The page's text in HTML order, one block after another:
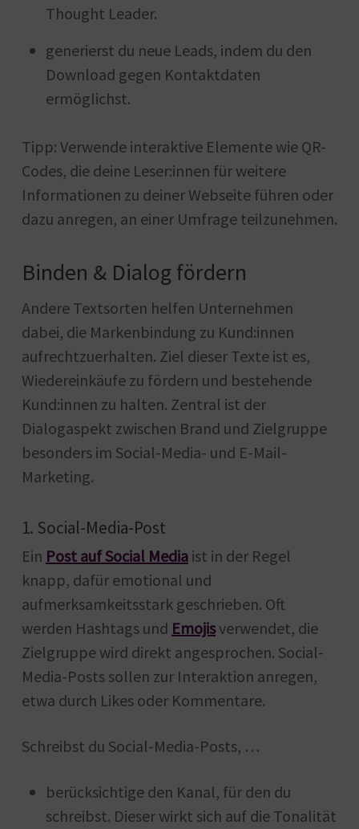
Thought Leader.
generierst du neue Leads, indem du den
Download gegen Kontaktdaten
ermöglichst.
Tipp: Verwende interaktive Elemente wie QR-
Codes, die deine Leser:innen für weitere
Informationen zu deiner Webseite führen oder
dazu anregen, an einer Umfrage teilzunehmen.
Binden & Dialog fördern
Andere Textsorten helfen Unternehmen
dabei, die Markenbindung zu Kund:innen
aufrechtzuerhalten. Ziel dieser Texte ist es,
Wiedereinkäufe zu fördern und bestehende
Kund:innen zu halten. Zentral ist der
Dialogaspekt zwischen Brand und Zielgruppe
besonders im Social-Media- und E-Mail-
Marketing.
1. Social-Media-Post
Ein Post auf Social Mediaist in der Regel
knapp, dafür emotional und
aufmerksamkeitsstark geschrieben. Oft
werden Hashtags und Emojisverwendet, die
Zielgruppe wird direkt angesprochen. Social-
Media-Posts sollen zur Interaktion anregen,
etwa durch Likes oder Kommentare.
Schreibst du Social-Media-Posts, …
berücksichtige den Kanal, für den du
schreibst. Dieser wirkt sich auf die Tonalität